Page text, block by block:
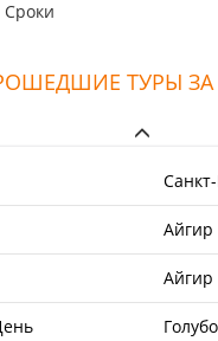
невысокие цены, удобный
простоту оформления
Сроки
ТУРЫ ЗА